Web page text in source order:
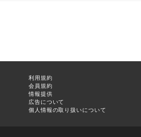
利用規約
会員規約
情報提供
広告について
個人情報の取り扱いについて